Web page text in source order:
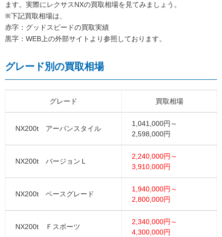
ます。実際にレクサスNXの買取相場を見てみましょう。
※下記買取相場は、
赤字：グッドスピードの買取実績
黒字：WEB上の外部サイトより参照しております。
グレード別の買取相場
グレード 買取相場
NX200t アーバンスタイル
1,041,000円～
2,598,000円
NX200t バージョンＬ
2,240,000円～
3,910,000円
NX200t ベースグレード
1,940,000円～
2,800,000円
NX200t Ｆスポーツ
2,340,000円～
4,300,000円